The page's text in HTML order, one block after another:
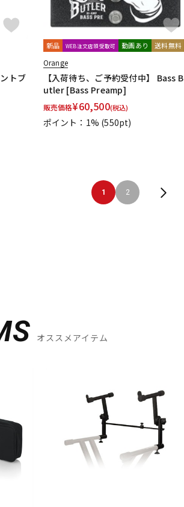
トブ
新品 WEB注文店頭受取可 動画あり 送料無料
Orange
【入荷待ち、ご予約受付中】 Bass B
utler [Bass Preamp]
販売価格¥60,500(税込)
ポイント：1% (550pt)
1 2
オススメアイテム